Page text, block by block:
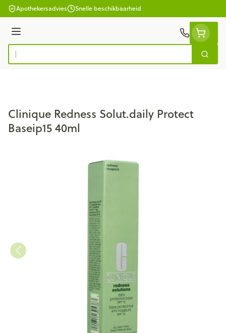
Ga naar de inhoud
Apothekersadvies Snelle beschikbaarheid
Menu
Product, merk, categorie...
Zoek
Clinique Redness Solut.daily Protect
Baseip15 40ml